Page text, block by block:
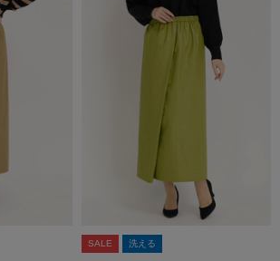
SALE 洗える